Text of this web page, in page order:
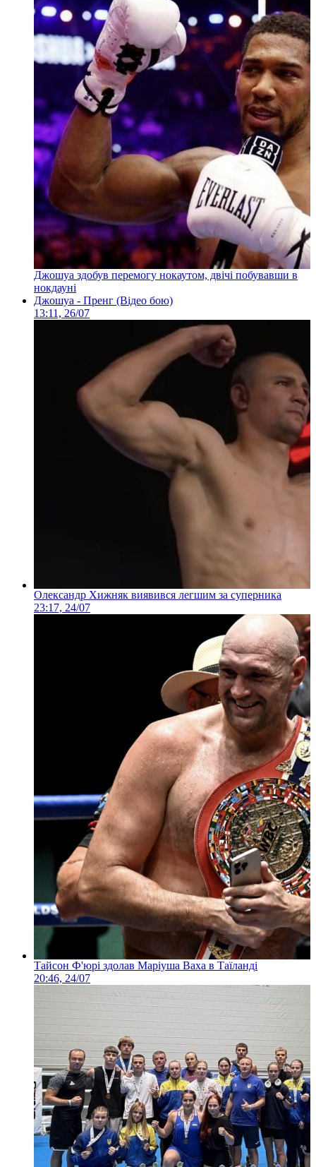
Джошуа здобув перемогу нокаутом, двічі побувавши в
нокдауні
Джошуа - Пренг (Відео бою)
13:11, 26/07
Олександр Хижняк виявився легшим за суперника
23:17, 24/07
Тайсон Ф'юрі здолав Маріуша Ваха в Таїланді
20:46, 24/07